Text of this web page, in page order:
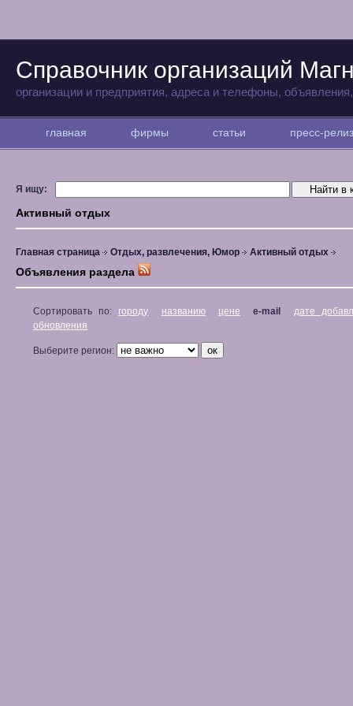
Справочник организаций
организации и предприятия, адреса и телефоны,
главная фирмы статьи пресс-
Я ищу:
Активный отдых
Главная страница Отдых, развлечения, Юмор Активный отдых
Объявления раздела
Сортировать по: городу названию цене e-mail
дате
обновления
Выберите регион: